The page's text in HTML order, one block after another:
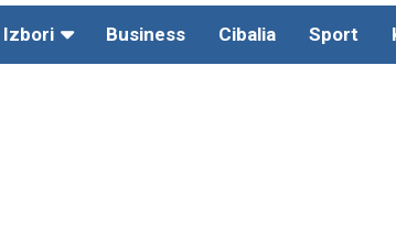
Izbori Business Cibalia Sport